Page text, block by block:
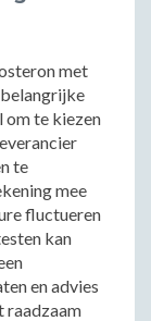
met
om te kiezen
te
mee
fluctueren
kan
en advies
raadzaam